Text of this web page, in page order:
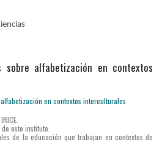
sobre alfabetización en contextos
este instituto.
de la educación que trabajan en contextos de